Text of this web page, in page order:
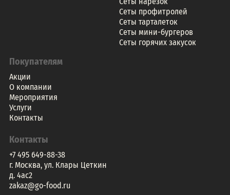
Сеты профитролей
Сеты тарталеток
Сеты мини-бургеров
Сеты горячих закусок
Покупателям
Акции
О компании
Мероприятия
Услуги
Контакты
Контакты
+7 495 649-88-38
г. Москва, ул. Клары Цеткин
д. 4ac2
zakaz@go-food.ru